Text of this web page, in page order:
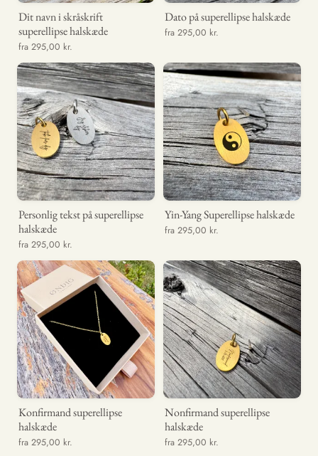
Dit navn i skråskrift
superellipse halskæde
fra 295,00 kr.
Dato på superellipse halskæde
fra 295,00 kr.
Personlig tekst på superellipse
halskæde
fra 295,00 kr.
Yin-Yang Superellipse halskæde
fra 295,00 kr.
Konfirmand superellipse
halskæde
fra 295,00 kr.
Nonfirmand superellipse
halskæde
fra 295,00 kr.